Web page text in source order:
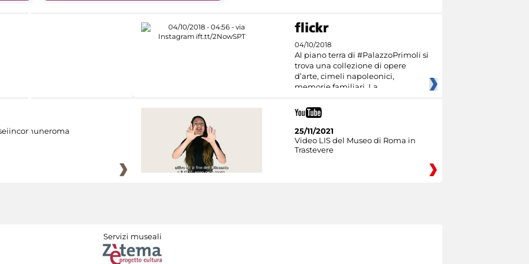
04/10/2018
Al piano terra di #PalazzoPrimoli si
trova una collezione di opere
d’arte, cimeli napoleonici,
memorie familiari. La
25/11/2021
Video LIS del Museo di Roma in
Trastevere
Servizi museali